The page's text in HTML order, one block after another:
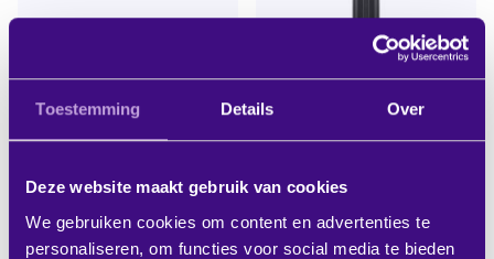
Toestemming Details Over
Deze website maakt gebruik van cookies
We gebruiken cookies om content en advertenties te
personaliseren, om functies voor social media te bieden
C/BT600C (Teams) Smart
Speakerphone
€ 169,95
€ 784,30